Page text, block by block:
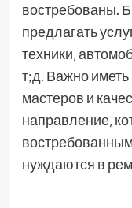
востребованы.
предлагать
техники‚
т;д. Важно
мастеров и
направление‚
нуждаются в